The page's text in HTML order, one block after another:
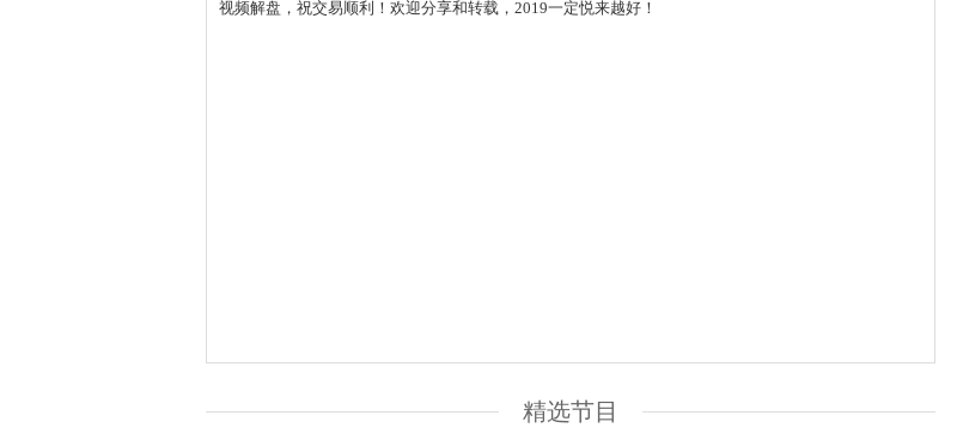
视频解盘，祝交易顺利！欢迎分享和转载，2019一定悦来越好！
精选节目